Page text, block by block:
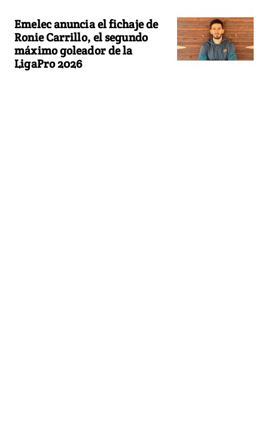
Emelec anuncia el fichaje de
Ronie Carrillo, el segundo
máximo goleador de la
LigaPro 2026